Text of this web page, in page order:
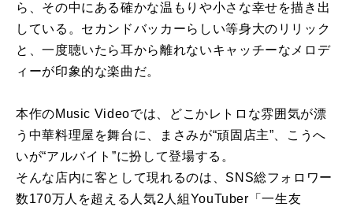
ら、その中にある確かな温もりや小さな幸せを描き出
している。セカンドバッカーらしい等身大のリリック
と、一度聴いたら耳から離れないキャッチーなメロデ
ィーが印象的な楽曲だ。
本作のMusic Videoでは、どこかレトロな雰囲気が漂
う中華料理屋を舞台に、まさみが“頑固店主”、こうへ
いが“アルバイト”に扮して登場する。
そんな店内に客として現れるのは、SNS総フォロワー
数170万人を超える人気2人組YouTuber「一生友